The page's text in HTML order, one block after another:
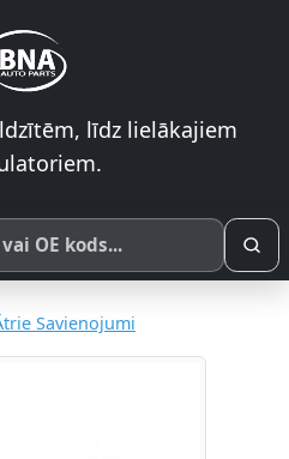
līdz lielākajiem
SKU vai OE koda
Savienojumi